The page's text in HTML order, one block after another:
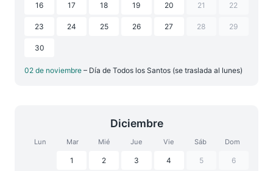
16 17 18 19 20 21 22
23 24 25 26 27 28 29
30
02 de noviembre – Día de Todos los Santos (se traslada al lunes)
Diciembre
Lun Mar Mié Jue Vie Sáb Dom
1 2 3 4 5 6